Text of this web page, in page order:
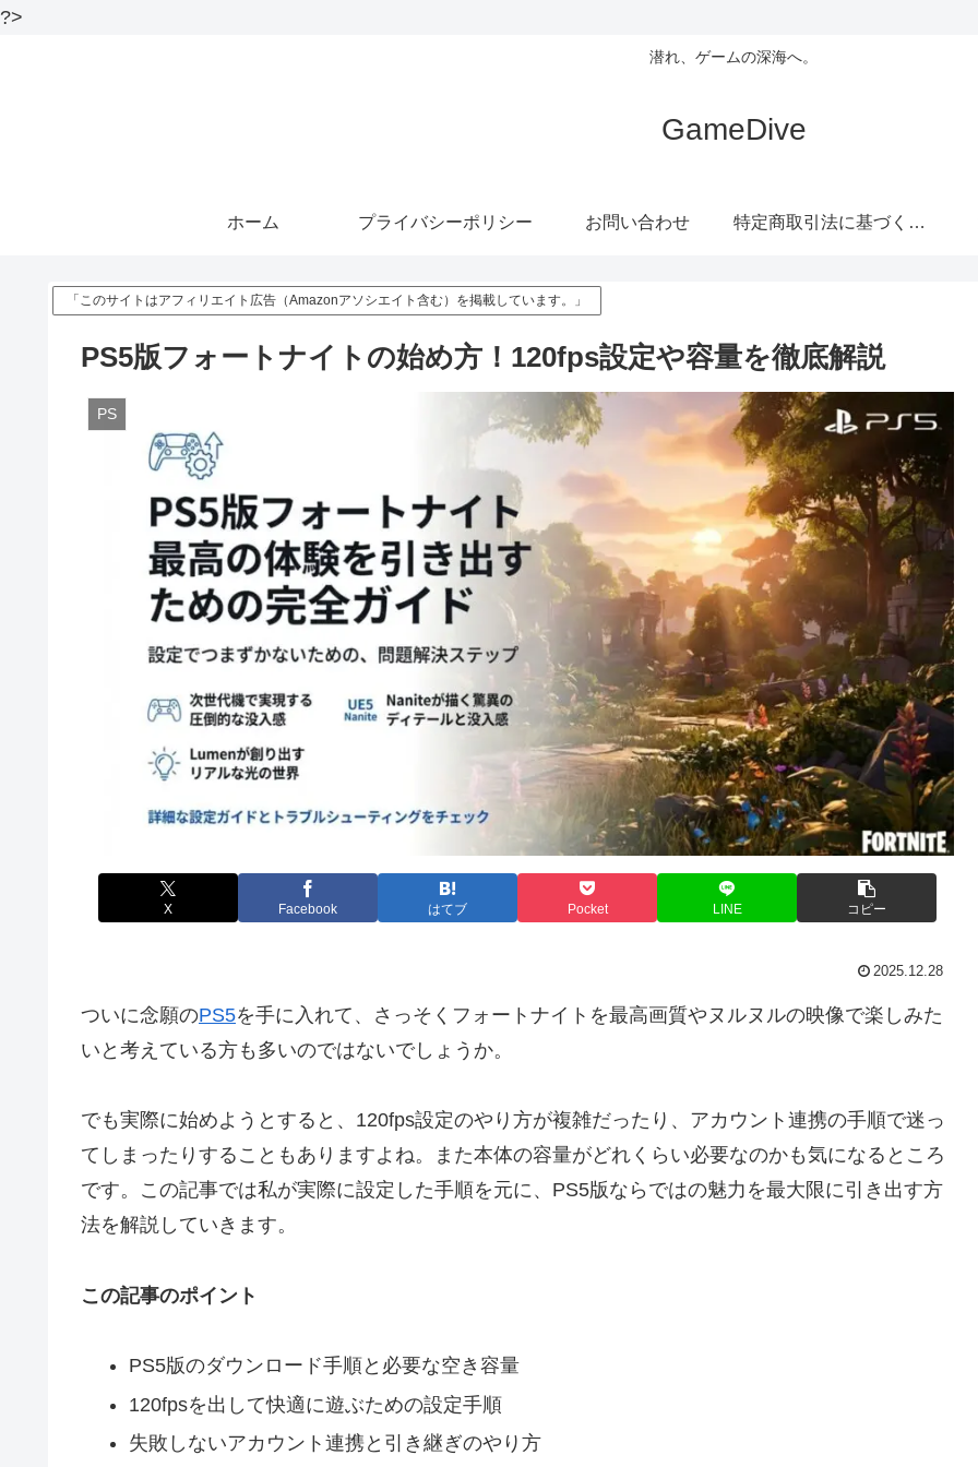
?>
潜れ、ゲームの深海へ。
GameDive
ホーム プライバシーポリシー お問い合わせ 特定商取引法に基づく表記
「このサイトはアフィリエイト広告（Amazonアソシエイト含む）を掲載しています。」
PS5版フォートナイトの始め方！120fps設定や容量を徹底解説
PS
X Facebook はてブ Pocket LINE コピー
2025.12.28
ついに念願のPS5を手に入れて、さっそくフォートナイトを最高画質やヌルヌルの映像で楽しみた
いと考えている方も多いのではないでしょうか。
でも実際に始めようとすると、120fps設定のやり方が複雑だったり、アカウント連携の手順で迷っ
てしまったりすることもありますよね。また本体の容量がどれくらい必要なのかも気になるところ
です。この記事では私が実際に設定した手順を元に、PS5版ならではの魅力を最大限に引き出す方
法を解説していきます。
この記事のポイント
PS5版のダウンロード手順と必要な空き容量
120fpsを出して快適に遊ぶための設定手順
失敗しないアカウント連携と引き継ぎのやり方